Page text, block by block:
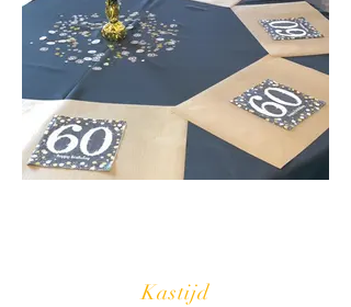
Kastijd